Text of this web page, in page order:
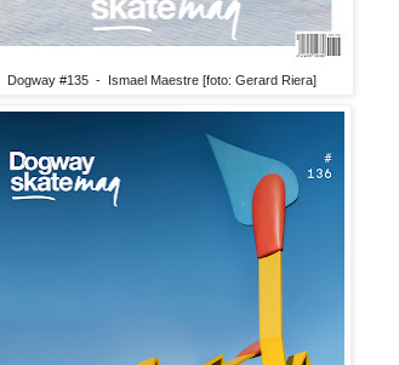
Dogway #135 - Ismael Maestre [foto: Gerard Riera]